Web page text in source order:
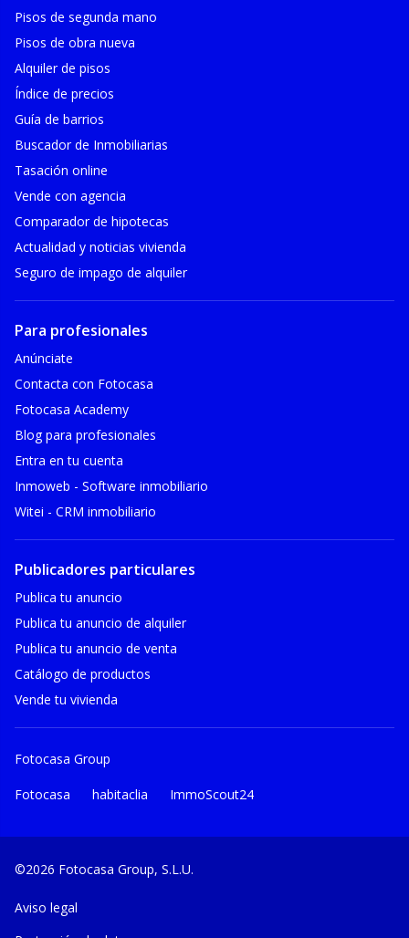
Pisos de segunda mano
Pisos de obra nueva
Alquiler de pisos
Índice de precios
Guía de barrios
Buscador de Inmobiliarias
Tasación online
Vende con agencia
Comparador de hipotecas
Actualidad y noticias vivienda
Seguro de impago de alquiler
Para profesionales
Anúnciate
Contacta con Fotocasa
Fotocasa Academy
Blog para profesionales
Entra en tu cuenta
Inmoweb - Software inmobiliario
Witei - CRM inmobiliario
Publicadores particulares
Publica tu anuncio
Publica tu anuncio de alquiler
Publica tu anuncio de venta
Catálogo de productos
Vende tu vivienda
Fotocasa Group
Fotocasa habitaclia ImmoScout24
©2026 Fotocasa Group, S.L.U.
Aviso legal